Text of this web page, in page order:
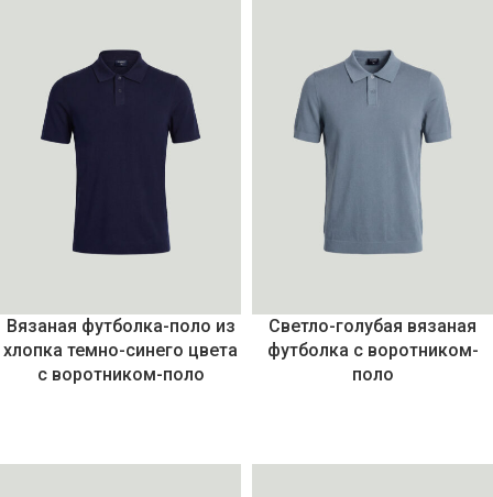
Вязаная футболка-поло из
хлопка темно-синего цвета
с воротником-поло
Светло-голубая вязаная
футболка с воротником-
поло